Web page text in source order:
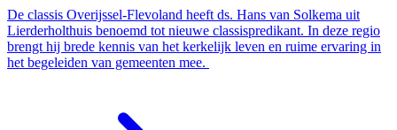
De classis Overijssel-Flevoland heeft ds. Hans van Solkema uit
Lierderholthuis benoemd tot nieuwe classispredikant. In deze regio
brengt hij brede kennis van het kerkelijk leven en ruime ervaring in
het begeleiden van gemeenten mee.